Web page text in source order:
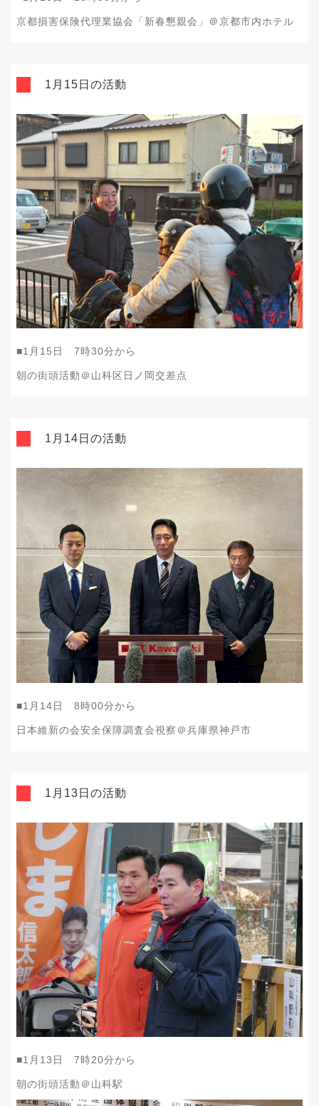
京都損害保険代理業協会「新春懇親会」＠京都市内ホテル
1月15日の活動
■1月15日 7時30分から
朝の街頭活動＠山科区日ノ岡交差点
1月14日の活動
■1月14日 8時00分から
日本維新の会安全保障調査会視察＠兵庫県神戸市
1月13日の活動
■1月13日 7時20分から
朝の街頭活動＠山科駅